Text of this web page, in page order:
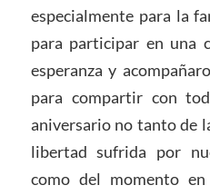
especialmente para la
para participar en una
esperanza y
para compartir con
aniversario no tanto de
libertad sufrida por
como del momento